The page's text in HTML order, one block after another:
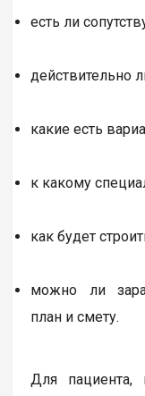
есть ли
действительно
какие есть
к какому
как будет
можно ли
план и смету.
Для пациента,